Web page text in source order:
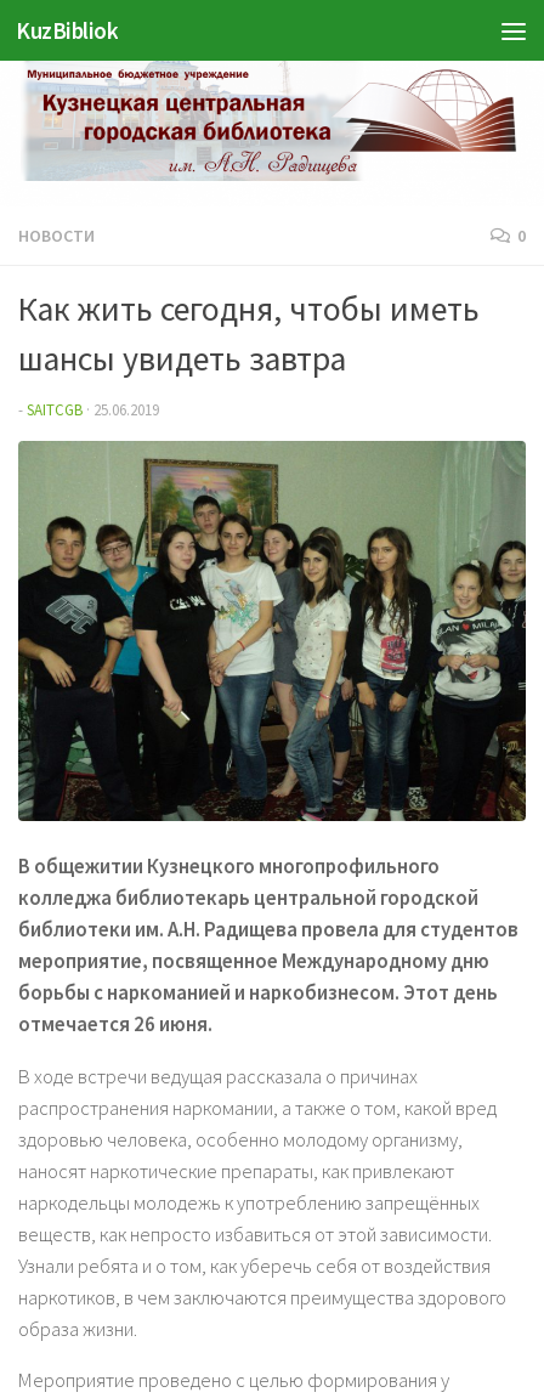
Перейти к содержимому
KuzBibliok
НОВОСТИ 0
Как жить сегодня, чтобы иметь
шансы увидеть завтра
-SAITCGB · 25.06.2019
В общежитии Кузнецкого многопрофильного
колледжа библиотекарь центральной городской
библиотеки им. А.Н. Радищева провела для студентов
мероприятие, посвященное Международному дню
борьбы с наркоманией и наркобизнесом. Этот день
отмечается 26 июня.
В ходе встречи ведущая рассказала о причинах
распространения наркомании, а также о том, какой вред
здоровью человека, особенно молодому организму,
наносят наркотические препараты, как привлекают
наркодельцы молодежь к употреблению запрещённых
веществ, как непросто избавиться от этой зависимости.
Узнали ребята и о том, как уберечь себя от воздействия
наркотиков, в чем заключаются преимущества здорового
образа жизни.
Мероприятие проведено с целью формирования у